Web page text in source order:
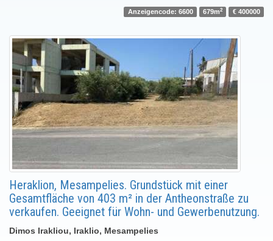
Anzeigencode: 6600 679m2 € 400000
Heraklion, Mesampelies. Grundstück mit einer
Gesamtfläche von 403 m² in der Antheonstraße zu
verkaufen. Geeignet für Wohn- und Gewerbenutzung.
Dimos Irakliou, Iraklio, Mesampelies